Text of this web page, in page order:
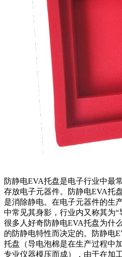
防静电EVA托盘是电子行业中最
存放电子元器件。防静电EVA托
是消除静电。在电子元器件的生
中常见其身影，行业内又称其为“
很多人好奇防静电EVA托盘为什
的防静电特性而决定的。防静电
托盘（导电泡棉是在生产过程中
专业仪器模压而成），由于在加